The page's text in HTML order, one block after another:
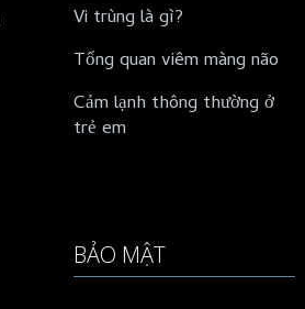
Vi trùng là gì?
Tổng quan viêm màng não
Cảm lạnh thông thường ở
trẻ em
BẢO MẬT